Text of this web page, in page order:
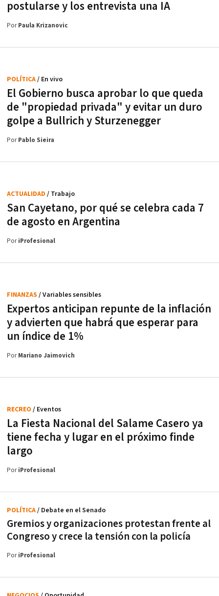
postularse y los entrevista una IA
PorPaula Krizanovic
El Gobierno busca aprobar lo que queda
de "propiedad privada" y evitar un duro
golpe a Bullrich y Sturzenegger
POLÍTICA/ En vivo
PorPablo Sieira
San Cayetano, por qué se celebra cada 7
de agosto en Argentina
ACTUALIDAD / Trabajo
PoriProfesional
Expertos anticipan repunte de la inflación
y advierten que habrá que esperar para
un índice de 1%
FINANZAS / Variables sensibles
PorMariano Jaimovich
La Fiesta Nacional del Salame Casero ya
tiene fecha y lugar en el próximo finde
largo
RECREO / Eventos
PoriProfesional
Gremios y organizaciones protestan frente al
Congreso y crece la tensión con la policía
POLÍTICA/ Debate en el Senado
PoriProfesional